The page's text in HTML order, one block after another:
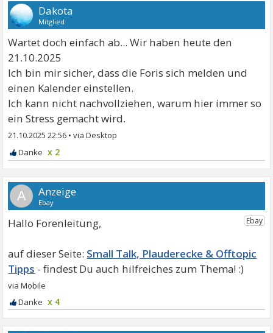
Dakota
Mitglied
Wartet doch einfach ab... Wir haben heute den
21.10.2025
Ich bin mir sicher, dass die Foris sich melden und
einen Kalender einstellen.
Ich kann nicht nachvollziehen, warum hier immer so
ein Stress gemacht wird.
21.10.2025 22:56 •
x 2
A
Hallo Forenleitung,
Small Talk, Plauderecke & Offtopic
Tipps
x 4